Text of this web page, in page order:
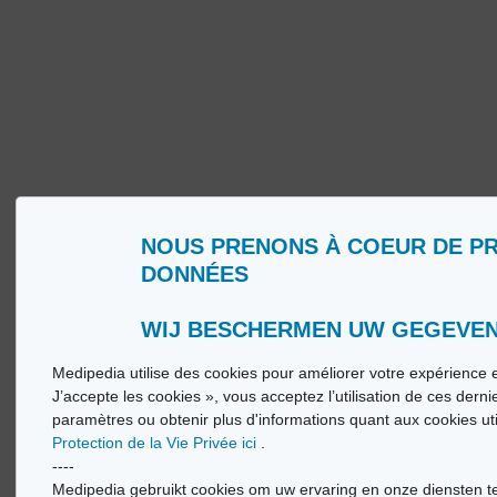
NOUS PRENONS À COEUR DE
DONNÉES
WIJ BESCHERMEN UW
Medipedia utilise des cookies pour améliorer votre expérience
J’accepte les cookies », vous acceptez l’utilisation de ces
paramètres ou obtenir plus d'informations quant aux cookies
Protection de la Vie Privée ici .
----
Medipedia gebruikt cookies om uw ervaring en onze diensten
Wie zijn wij?
Gebruiksvoorwaarden
©